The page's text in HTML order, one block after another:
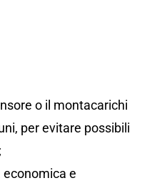
o il montacarichi
per evitare possibili
economica e